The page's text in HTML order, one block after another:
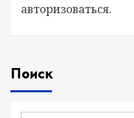
авторизоваться.
Поиск